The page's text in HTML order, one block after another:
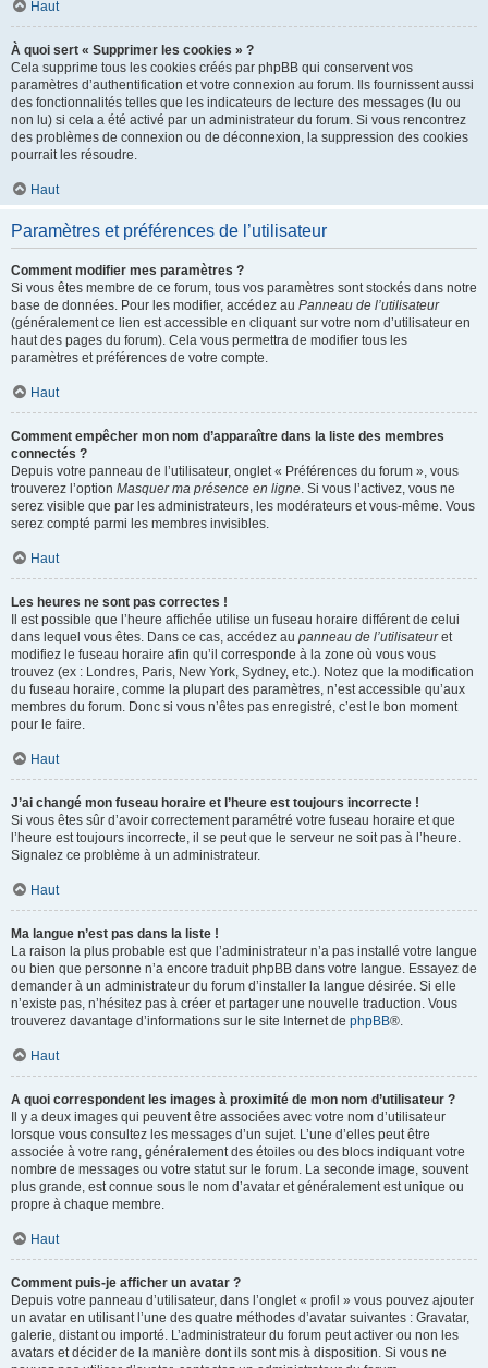
Haut
À quoi sert « Supprimer les cookies » ?
Cela supprime tous les cookies créés par phpBB qui conservent vos
paramètres d’authentification et votre connexion au forum. Ils fournissent aussi
des fonctionnalités telles que les indicateurs de lecture des messages (lu ou
non lu) si cela a été activé par un administrateur du forum. Si vous rencontrez
des problèmes de connexion ou de déconnexion, la suppression des cookies
pourrait les résoudre.
Haut
Paramètres et préférences de l’utilisateur
Comment modifier mes paramètres ?
Si vous êtes membre de ce forum, tous vos paramètres sont stockés dans notre
base de données. Pour les modifier, accédez au Panneau de l’utilisateur
(généralement ce lien est accessible en cliquant sur votre nom d’utilisateur en
haut des pages du forum). Cela vous permettra de modifier tous les
paramètres et préférences de votre compte.
Haut
Comment empêcher mon nom d’apparaître dans la liste des membres
connectés ?
Depuis votre panneau de l’utilisateur, onglet « Préférences du forum », vous
trouverez l’option Masquer ma présence en ligne. Si vous l’activez, vous ne
serez visible que par les administrateurs, les modérateurs et vous-même. Vous
serez compté parmi les membres invisibles.
Haut
Les heures ne sont pas correctes !
Il est possible que l’heure affichée utilise un fuseau horaire différent de celui
dans lequel vous êtes. Dans ce cas, accédez au panneau de l’utilisateuret
modifiez le fuseau horaire afin qu’il corresponde à la zone où vous vous
trouvez (ex : Londres, Paris, New York, Sydney, etc.). Notez que la modification
du fuseau horaire, comme la plupart des paramètres, n’est accessible qu’aux
membres du forum. Donc si vous n’êtes pas enregistré, c’est le bon moment
pour le faire.
Haut
J’ai changé mon fuseau horaire et l’heure est toujours incorrecte !
Si vous êtes sûr d’avoir correctement paramétré votre fuseau horaire et que
l’heure est toujours incorrecte, il se peut que le serveur ne soit pas à l’heure.
Signalez ce problème à un administrateur.
Haut
Ma langue n’est pas dans la liste !
La raison la plus probable est que l’administrateur n’a pas installé votre langue
ou bien que personne n’a encore traduit phpBB dans votre langue. Essayez de
demander à un administrateur du forum d’installer la langue désirée. Si elle
n’existe pas, n’hésitez pas à créer et partager une nouvelle traduction. Vous
trouverez davantage d’informations sur le site Internet de phpBB®.
Haut
A quoi correspondent les images à proximité de mon nom d’utilisateur ?
Il y a deux images qui peuvent être associées avec votre nom d’utilisateur
lorsque vous consultez les messages d’un sujet. L’une d’elles peut être
associée à votre rang, généralement des étoiles ou des blocs indiquant votre
nombre de messages ou votre statut sur le forum. La seconde image, souvent
plus grande, est connue sous le nom d’avatar et généralement est unique ou
propre à chaque membre.
Haut
Comment puis-je afficher un avatar ?
Depuis votre panneau d’utilisateur, dans l’onglet « profil » vous pouvez ajouter
un avatar en utilisant l’une des quatre méthodes d’avatar suivantes : Gravatar,
galerie, distant ou importé. L’administrateur du forum peut activer ou non les
avatars et décider de la manière dont ils sont mis à disposition. Si vous ne